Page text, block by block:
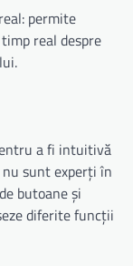
permite
real despre
a fi intuitivă
sunt experți în
butoane și
diferite funcții